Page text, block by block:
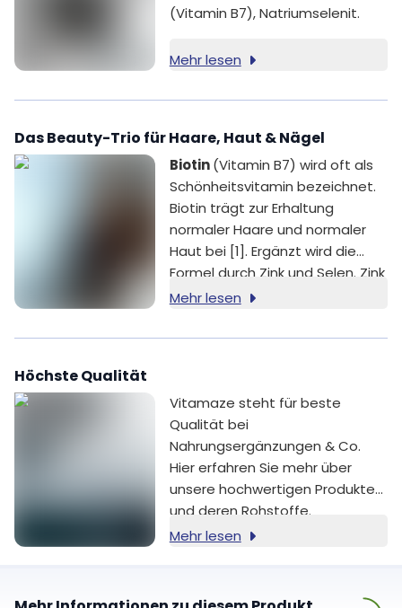
(Vitamin B7), Natriumselenit.
Mehr lesen
Das Beauty-Trio für Haare, Haut & Nägel
Biotin(Vitamin B7) wird oft als
Schönheitsvitamin bezeichnet.
Biotin trägt zur Erhaltung
normaler Haare und normaler
Haut bei [1]. Ergänzt wird die
Formel durch Zink und Selen. Zink
trägt zur Erhaltung normaler
normaler Nägel bei [2].Selen
[3].
Mehr lesen
Höchste Qualität
Vitamaze steht für beste
Qualität bei
Nahrungsergänzungen & Co.
Hier erfahren Sie mehr über
unsere hochwertigen Produkte
und deren Rohstoffe.
Mehr lesen